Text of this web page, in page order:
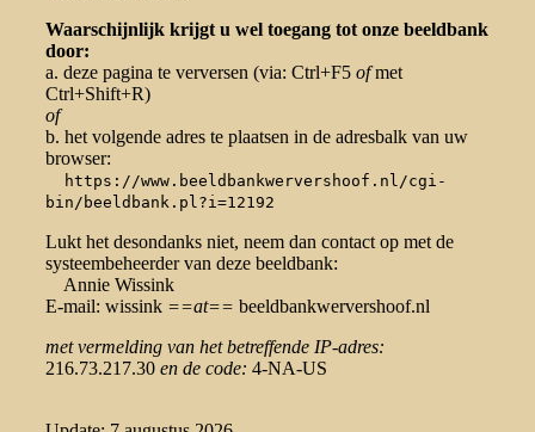
Waarschijnlijk krijgt u wel toegang tot onze beeldbank
door:
a. deze pagina te verversen (via: Ctrl+F5 ofmet
Ctrl+Shift+R)
of
b. het volgende adres te plaatsen in de adresbalk van uw
browser:
https://www.beeldbankwervershoof.nl/cgi-
bin/beeldbank.pl?i=12192
Lukt het desondanks niet, neem dan contact op met de
systeembeheerder van deze beeldbank:
Annie Wissink
E-mail: wissink ==at== beeldbankwervershoof.nl
met vermelding van het betreffende IP-adres:
216.73.217.30 en de code: 4-NA-US